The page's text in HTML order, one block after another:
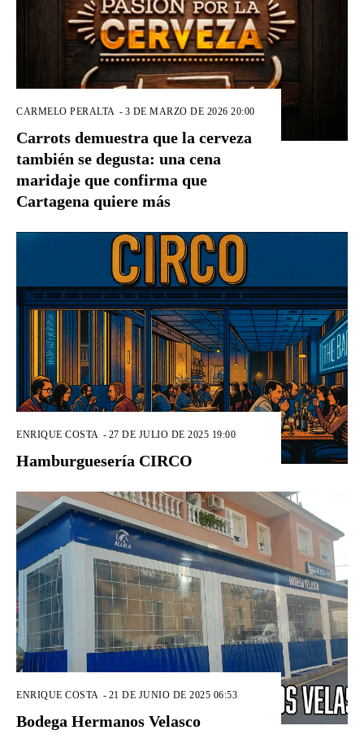
CARMELO PERALTA - 3 DE MARZO DE 2026 20:00
Carrots demuestra que la cerveza
también se degusta: una cena
maridaje que confirma que
Cartagena quiere más
ENRIQUE COSTA - 27 DE JULIO DE 2025 19:00
Hamburguesería CIRCO
ENRIQUE COSTA - 21 DE JUNIO DE 2025 06:53
Bodega Hermanos Velasco